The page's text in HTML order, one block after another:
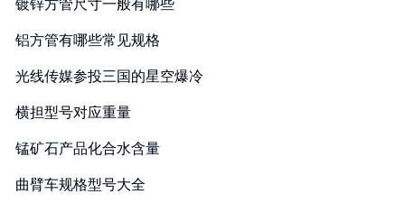
镀锌方管尺寸一般有哪些
铝方管有哪些常见规格
光线传媒参投三国的星空爆冷
横担型号对应重量
锰矿石产品化合水含量
曲臂车规格型号大全